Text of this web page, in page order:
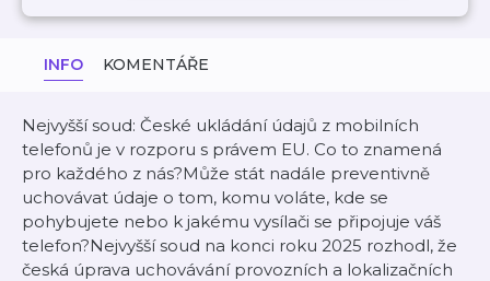
INFO KOMENTÁŘE
Nejvyšší soud: České ukládání údajů z mobilních
telefonů je v rozporu s právem EU. Co to znamená
pro každého z nás?Může stát nadále preventivně
uchovávat údaje o tom, komu voláte, kde se
pohybujete nebo k jakému vysílači se připojuje váš
telefon?Nejvyšší soud na konci roku 2025 rozhodl, že
česká úprava uchovávání provozních a lokalizačních